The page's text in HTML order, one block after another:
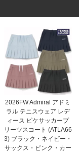
2026FW Admiral アドミ
ラル テニスウェア レデ
ィース ピケサッカープ
リーツスコート (ATLA66
3) ブラック・ネイビー・
サックス・ピンク・カー